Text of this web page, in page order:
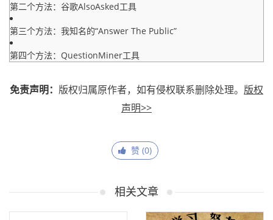
第二个方法：谷歌AlsoAsked工具
第三个方法：我知名的“Answer The Public”
第四个方法：QuestionMiner工具
免责声明： 版权归属原作者，如有侵权联系删除处理。 版权
声明>>
赞 (0)
相关文章